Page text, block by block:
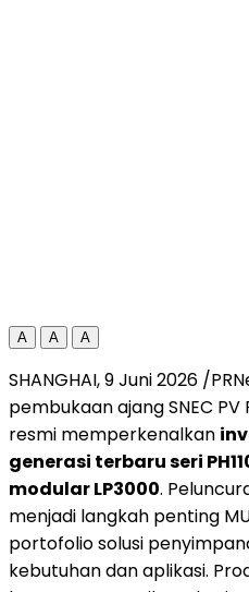
A A A
SHANGHAI, 9 Juni 2026 /
pembukaan ajang SNEC PV
resmi memperkenalkan
generasi terbaru seri
modular LP3000.
menjadi langkah penting
portofolio solusi
kebutuhan dan aplikasi.